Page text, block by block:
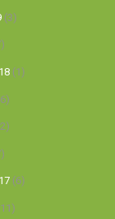
(3)
(1)
(6)